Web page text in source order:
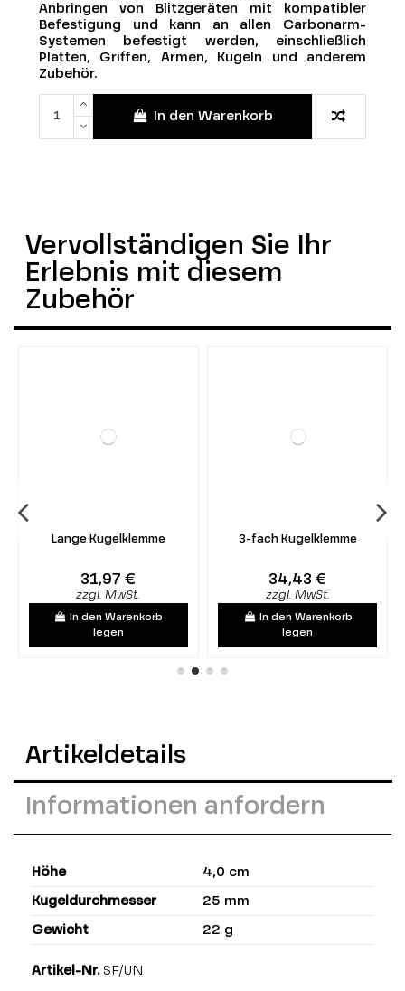
Anbringen von Blitzgeräten mit kompatibler
Befestigung und kann an allen Carbonarm-
Systemen befestigt werden, einschließlich
Platten, Griffen, Armen, Kugeln und anderem
Zubehör.
In den Warenkorb
Vervollständigen Sie Ihr
Erlebnis mit diesem
Zubehör
Lange Kugelklemme
31,97 €
zzgl. MwSt.
In den Warenkorb
legen
3-fach Kugelklemme
34,43 €
zzgl. MwSt.
In den Warenkorb
legen
Artikeldetails
Informationen anfordern
Höhe 4,0 cm
Kugeldurchmesser 25 mm
Gewicht 22 g
Artikel-Nr. SF/UN